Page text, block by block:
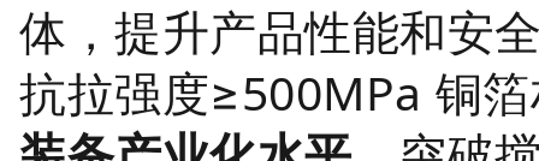
体，提升产品性能和安
抗拉强度≥500MPa 铜